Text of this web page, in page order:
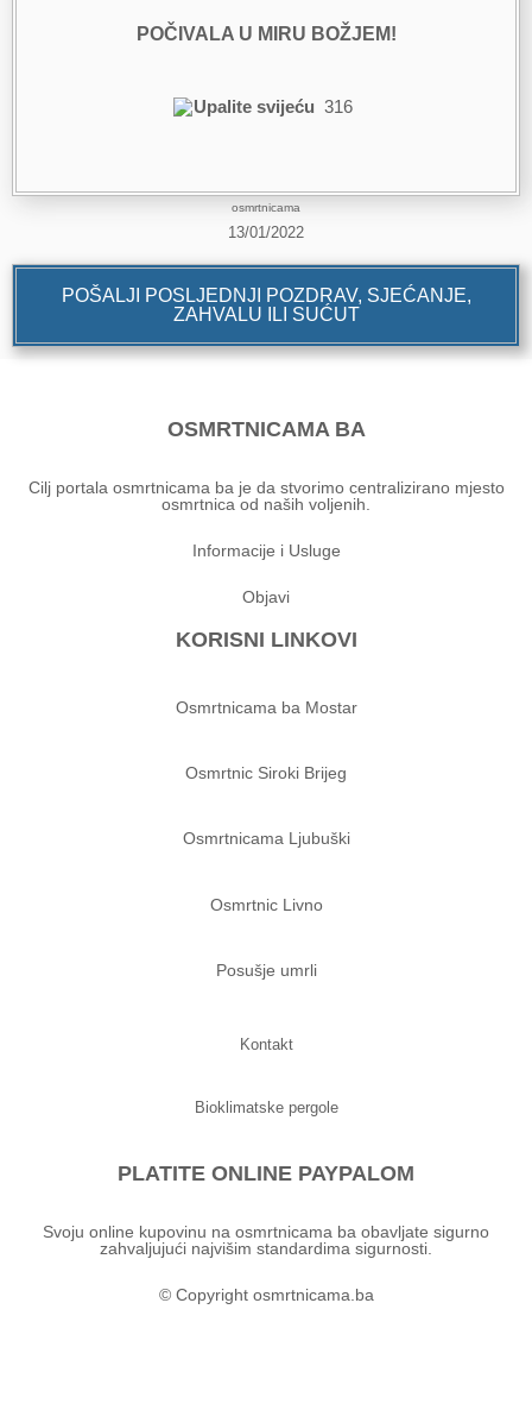
POČIVALA U MIRU BOŽJEM!
Upalite svijeću 316
osmrtnicama
13/01/2022
POŠALJI POSLJEDNJI POZDRAV, SJEĆANJE,
ZAHVALU ILI SUĆUT
OSMRTNICAMA BA
Cilj portala osmrtnicama ba je da stvorimo centralizirano mjesto
osmrtnica od naših voljenih.
Informacije i Usluge
Objavi
KORISNI LINKOVI
Osmrtnicama ba Mostar
Osmrtnic Siroki Brijeg
Osmrtnicama Ljubuški
Osmrtnic Livno
Posušje umrli
Kontakt
Bioklimatske pergole
PLATITE ONLINE PAYPALOM
Svoju online kupovinu na osmrtnicama ba obavljate sigurno
zahvaljujući najvišim standardima sigurnosti.
© Copyright osmrtnicama.ba